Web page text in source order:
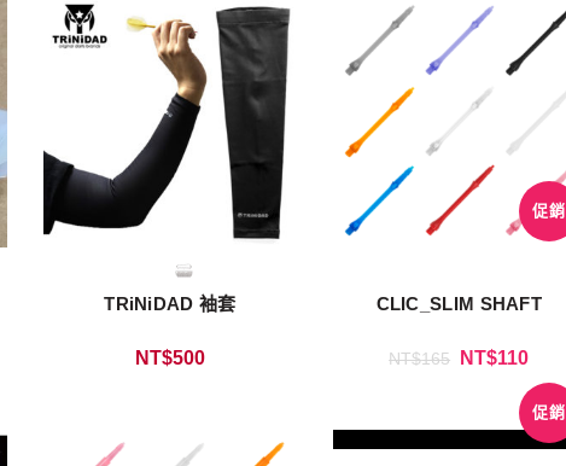
TRiNiDAD 袖套
NT$500
促銷
CLIC_SLIM SHAFT
NT$165 NT$110
促銷